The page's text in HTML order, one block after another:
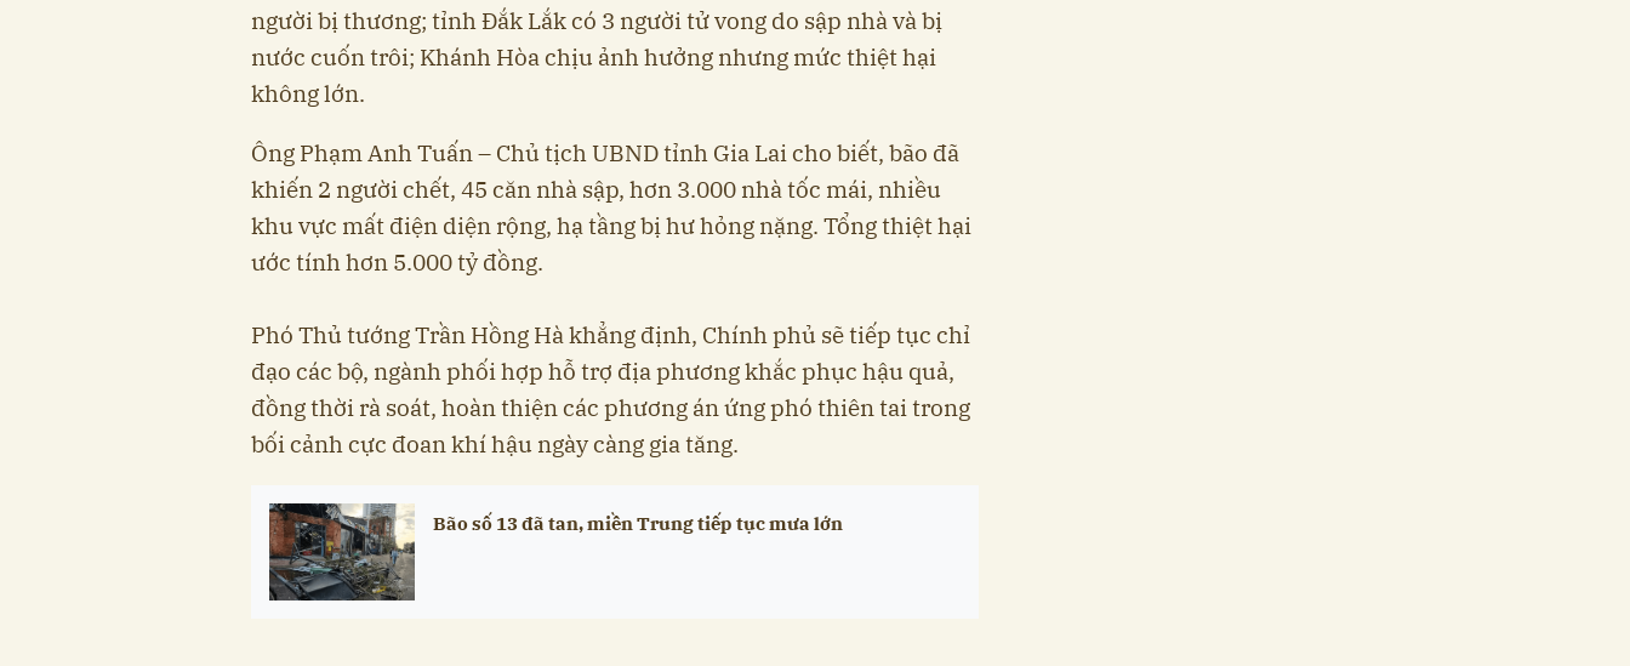
người bị thương; tỉnh Đắk Lắk có 3 người tử vong do sập nhà và bị
nước cuốn trôi; Khánh Hòa chịu ảnh hưởng nhưng mức thiệt hại
không lớn.
Ông Phạm Anh Tuấn – Chủ tịch UBND tỉnh Gia Lai cho biết, bão đã
khiến 2 người chết, 45 căn nhà sập, hơn 3.000 nhà tốc mái, nhiều
khu vực mất điện diện rộng, hạ tầng bị hư hỏng nặng. Tổng thiệt hại
ước tính hơn 5.000 tỷ đồng.
Phó Thủ tướng Trần Hồng Hà khẳng định, Chính phủ sẽ tiếp tục chỉ
đạo các bộ, ngành phối hợp hỗ trợ địa phương khắc phục hậu quả,
đồng thời rà soát, hoàn thiện các phương án ứng phó thiên tai trong
bối cảnh cực đoan khí hậu ngày càng gia tăng.
Bão số 13 đã tan, miền Trung tiếp tục mưa lớn